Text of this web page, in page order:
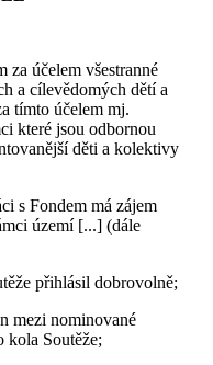
účelem všestranné
a cílevědomých dětí a
tímto účelem mj.
které jsou odbornou
děti a kolektivy
s Fondem má zájem
území [...] (dále
přihlásil dobrovolně;
mezi nominované
kola Soutěže;